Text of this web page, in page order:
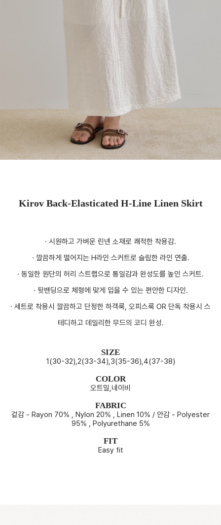
Kirov Back-Elasticated H-Line Linen Skirt
· 시원하고 가벼운 린넨 소재로 쾌적한 착용감.
· 깔끔하게 떨어지는 H라인 스커트로 슬림한 라인 연출.
· 동일한 원단의 허리 스트랩으로 통일감과 완성도를 높인 스커트.
· 뒷밴딩으로 체형에 맞게 입을 수 있는 편안한 디자인.
· 세트로 착용시 깔끔하고 단정한 하객룩, 오피스룩 OR 단독 착용시 스
테디하고 데일리한 무드의 코디 완성.
SIZE
1(30-32),2(33-34),3(35-36),4(37-38)
COLOR
오트밀,네이비
FABRIC
겉감 - Rayon 70% , Nylon 20% , Linen 10% / 안감 - Polyester
95% , Polyurethane 5%
FIT
Easy fit